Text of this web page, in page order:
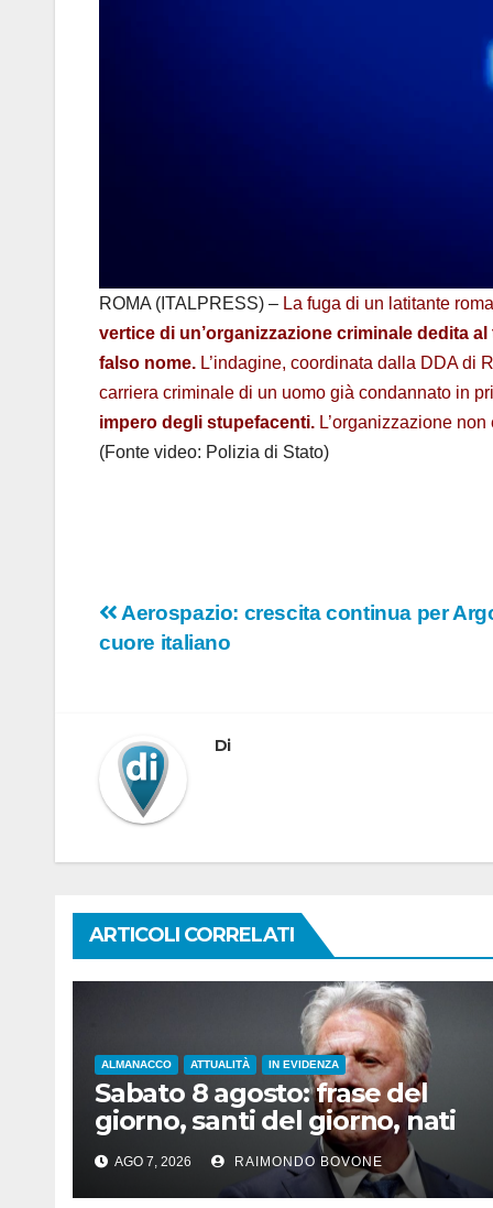
ROMA (ITALPRESS) – La fuga di un latitante
vertice di un’organizzazione criminale dedita
falso nome. L’indagine, coordinata dalla DDA di
carriera criminale di un uomo già condannato in
impero degli stupefacenti. L’organizzazione
(Fonte video: Polizia di Stato)
Navigazione
Aerospazio: crescita continua per
cuore italiano
Di
ARTICOLI CORRELATI
ALMANACCO ATTUALITÀ IN EVIDENZA
Sabato 8 agosto: frase del
giorno, santi del giorno, nati
famosi, accadde oggi
AGO 7, 2026 RAIMONDO BOVONE